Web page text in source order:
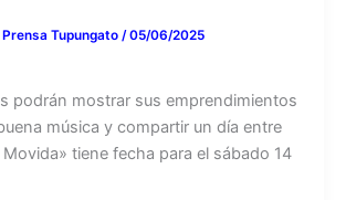
Tupungato /05/06/2025
podrán mostrar sus emprendimientos
música y compartir un día entre
tiene fecha para el sábado 14